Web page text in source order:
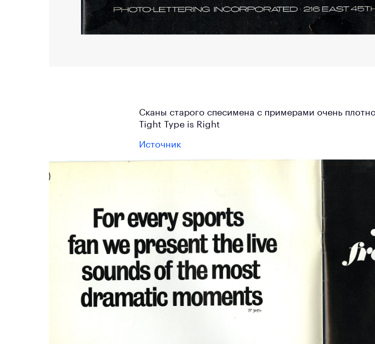
Сканы старого спесимена с примерами очень
Tight Type is Right
Источник